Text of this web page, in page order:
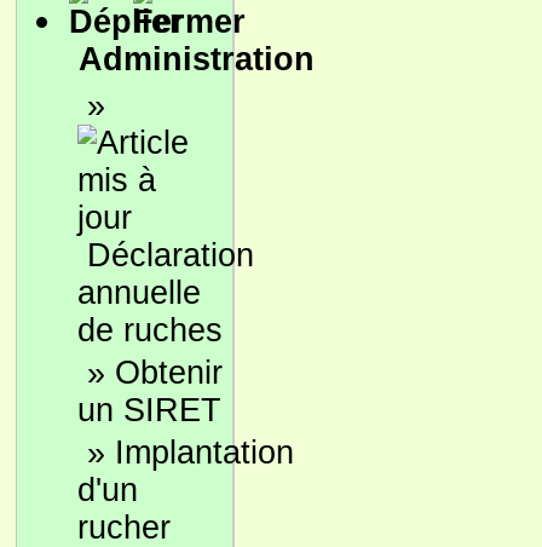
Administration
»
Déclaration
annuelle
de ruches
» Obtenir
un SIRET
» Implantation
d'un
rucher